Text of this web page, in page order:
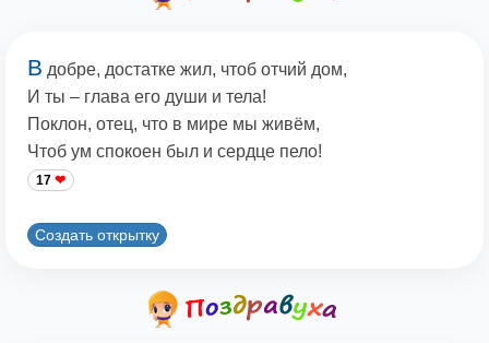
В добре, достатке жил, чтоб отчий дом,
И ты – глава его души и тела!
Поклон, отец, что в мире мы живём,
Чтоб ум спокоен был и сердце пело!
17
Создать открытку